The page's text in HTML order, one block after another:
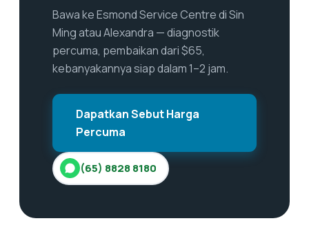
Bawa ke Esmond Service Centre di Sin
Ming atau Alexandra — diagnostik
percuma, pembaikan dari $65,
kebanyakannya siap dalam 1–2 jam.
Dapatkan Sebut Harga
Percuma
(65) 8828 8180